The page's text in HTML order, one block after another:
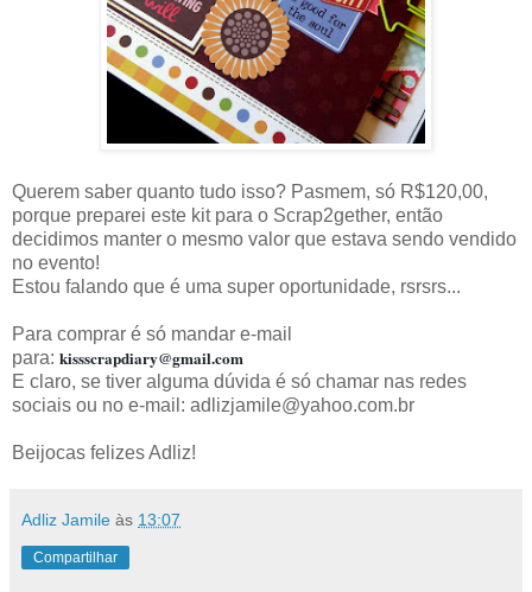
Querem saber quanto tudo isso? Pasmem, só R$120,00,
porque preparei este kit para o Scrap2gether, então
decidimos manter o mesmo valor que estava sendo vendido
no evento!
Estou falando que é uma super oportunidade, rsrsrs...
Para comprar é só mandar e-mail
para: kissscrapdiary@gmail.com
E claro, se tiver alguma dúvida é só chamar nas redes
sociais ou no e-mail: adlizjamile@yahoo.com.br
Beijocas felizes Adliz!
Adliz Jamile às 13:07
Compartilhar